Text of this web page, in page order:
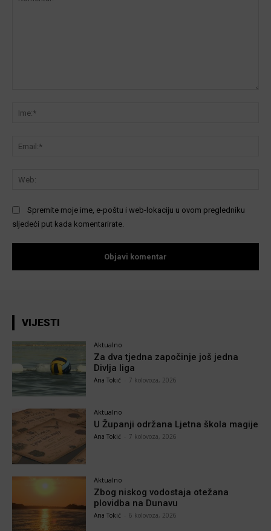
Spremite moje ime, e-poštu i web-lokaciju u ovom pregledniku
sljedeći put kada komentarirate.
VIJESTI
Aktualno
Za dva tjedna započinje još jedna
Divlja liga
Ana Tokić 7 kolovoza, 2026
Aktualno
U Županji održana Ljetna škola magije
Ana Tokić 7 kolovoza, 2026
Aktualno
Zbog niskog vodostaja otežana
plovidba na Dunavu
Ana Tokić 6 kolovoza, 2026